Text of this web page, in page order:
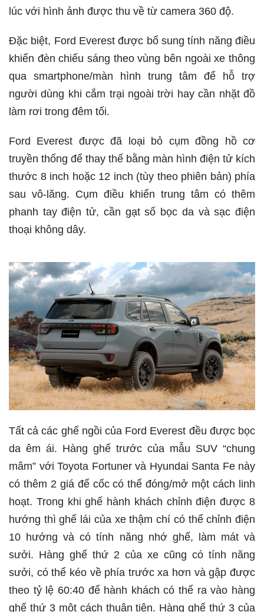
lúc với hình ảnh được thu về từ camera 360 độ.
Đặc biệt, Ford Everest được bổ sung tính năng điều
khiển đèn chiếu sáng theo vùng bên ngoài xe thông
qua smartphone/màn hình trung tâm để hỗ trợ
người dùng khi cắm trại ngoài trời hay cần nhặt đồ
làm rơi trong đêm tối.
Ford Everest được đã loại bỏ cụm đồng hồ cơ
truyền thống để thay thế bằng màn hình điện tử kích
thước 8 inch hoặc 12 inch (tùy theo phiên bản) phía
sau vô-lăng. Cụm điều khiển trung tâm có thêm
phanh tay điện tử, cần gạt số bọc da và sạc điện
thoại không dây.
Tất cả các ghế ngồi của Ford Everest đều được bọc
da êm ái. Hàng ghế trước của mẫu SUV “chung
mâm” với Toyota Fortuner và Hyundai Santa Fe này
có thêm 2 giá để cốc có thể đóng/mở một cách linh
hoạt. Trong khi ghế hành khách chỉnh điện được 8
hướng thì ghế lái của xe thậm chí có thể chỉnh điện
10 hướng và có tính năng nhớ ghế, làm mát và
sưởi. Hàng ghế thứ 2 của xe cũng có tính năng
sưởi, có thể kéo về phía trước xa hơn và gập được
theo tỷ lệ 60:40 để hành khách có thể ra vào hàng
ghế thứ 3 một cách thuận tiện. Hàng ghế thứ 3 của